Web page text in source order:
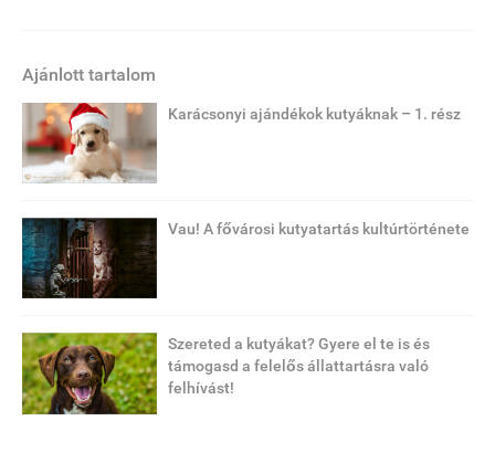
Ajánlott tartalom
Karácsonyi ajándékok kutyáknak – 1. rész
Vau! A fővárosi kutyatartás kultúrtörténete
Szereted a kutyákat? Gyere el te is és
támogasd a felelős állattartásra való
felhívást!